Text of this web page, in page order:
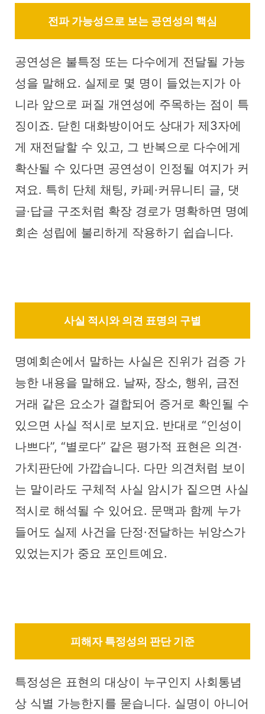
전파 가능성으로 보는 공연성의 핵심
공연성은 불특정 또는 다수에게 전달될 가능
성을 말해요. 실제로 몇 명이 들었는지가 아
니라 앞으로 퍼질 개연성에 주목하는 점이 특
징이죠. 닫힌 대화방이어도 상대가 제3자에
게 재전달할 수 있고, 그 반복으로 다수에게
확산될 수 있다면 공연성이 인정될 여지가 커
져요. 특히 단체 채팅, 카페·커뮤니티 글, 댓
글·답글 구조처럼 확장 경로가 명확하면 명예
회손 성립에 불리하게 작용하기 쉽습니다.
사실 적시와 의견 표명의 구별
명예회손에서 말하는 사실은 진위가 검증 가
능한 내용을 말해요. 날짜, 장소, 행위, 금전
거래 같은 요소가 결합되어 증거로 확인될 수
있으면 사실 적시로 보지요. 반대로 “인성이
나쁘다”, “별로다” 같은 평가적 표현은 의견·
가치판단에 가깝습니다. 다만 의견처럼 보이
는 말이라도 구체적 사실 암시가 짙으면 사실
적시로 해석될 수 있어요. 문맥과 함께 누가
들어도 실제 사건을 단정·전달하는 뉘앙스가
있었는지가 중요 포인트예요.
피해자 특정성의 판단 기준
특정성은 표현의 대상이 누구인지 사회통념
상 식별 가능한지를 묻습니다. 실명이 아니어